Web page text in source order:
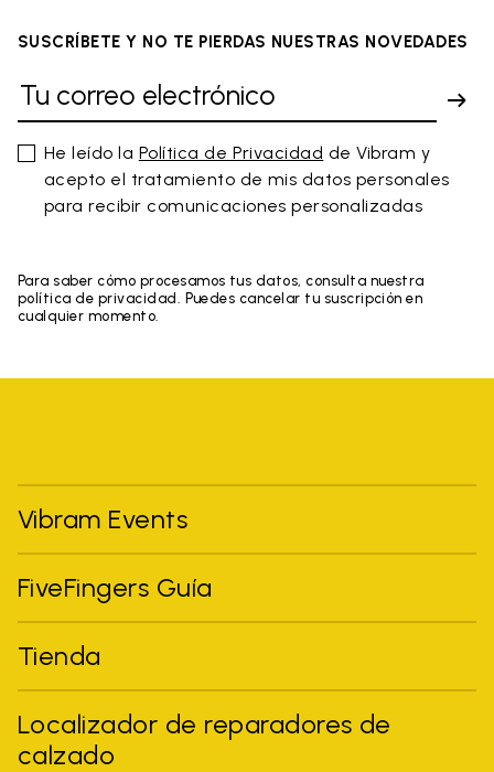
SUSCRÍBETE Y NO TE PIERDAS NUESTRAS NOVEDADES
He leído la Política de Privacidad de Vibram y
acepto el tratamiento de mis datos personales
para recibir comunicaciones personalizadas
Para saber cómo procesamos tus datos, consulta nuestra
política de privacidad. Puedes cancelar tu suscripción en
cualquier momento.
Vibram Events
FiveFingers Guía
Tienda
Localizador de reparadores de
calzado